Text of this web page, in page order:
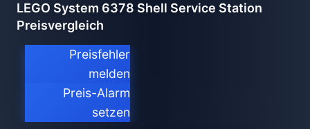
LEGO System 6378 Shell Service Station
Preisvergleich
Preisfehler
melden
Preis-Alarm
setzen